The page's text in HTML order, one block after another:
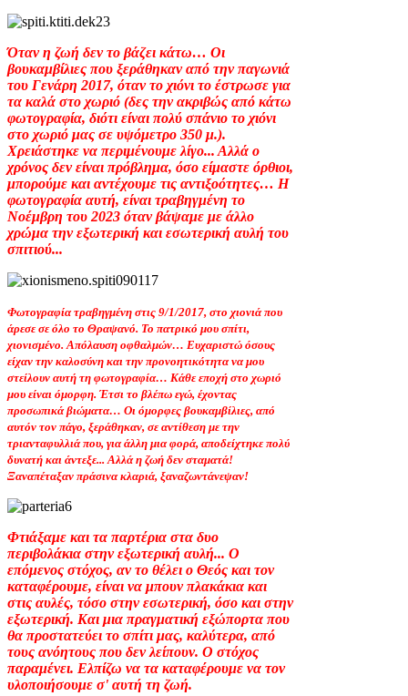
Όταν η ζωή δεν το βάζει κάτω… Οι
βουκαμβίλιες που ξεράθηκαν από την παγωνιά
του Γενάρη 2017, όταν το χιόνι το έστρωσε για
τα καλά στο χωριό (δες την ακριβώς από κάτω
φωτογραφία, διότι είναι πολύ σπάνιο το χιόνι
στο χωριό μας σε υψόμετρο 350 μ.).
Χρειάστηκε να περιμένουμε λίγο... Αλλά ο
χρόνος δεν είναι πρόβλημα, όσο είμαστε όρθιοι,
μπορούμε και αντέχουμε τις αντιξοότητες… Η
φωτογραφία αυτή, είναι τραβηγμένη το
Νοέμβρη του 2023 όταν βάψαμε με άλλο
χρώμα την εξωτερική και εσωτερική αυλή του
σπιτιού...
Φωτογραφία τραβηγμένη στις 9/1/2017, στο χιονιά που
άρεσε σε όλο το Θραψανό. Το πατρικό μου σπίτι,
χιονισμένο. Απόλαυση οφθαλμών… Ευχαριστώ όσους
είχαν την καλοσύνη και την προνοητικότητα να μου
στείλουν αυτή τη φωτογραφία… Κάθε εποχή στο χωριό
μου είναι όμορφη. Έτσι το βλέπω εγώ, έχοντας
προσωπικά βιώματα… Οι όμορφες βουκαμβίλιες, από
αυτόν τον πάγο, ξεράθηκαν, σε αντίθεση με την
τριανταφυλλιά που, για άλλη μια φορά, αποδείχτηκε πολύ
δυνατή και άντεξε... Αλλά η ζωή δεν σταματά!
Ξαναπέταξαν πράσινα κλαριά, ξαναζωντάνεψαν!
Φτιάξαμε και τα παρτέρια στα δυο
περιβολάκια στην εξωτερική αυλή... Ο
επόμενος στόχος, αν το θέλει ο Θεός και τον
καταφέρουμε, είναι να μπουν πλακάκια και
στις αυλές, τόσο στην εσωτερική, όσο και στην
εξωτερική. Και μια πραγματική εξώπορτα που
θα προστατεύει το σπίτι μας, καλύτερα, από
τους ανόητους που δεν λείπουν. Ο στόχος
παραμένει. Ελπίζω να τα καταφέρουμε να τον
υλοποιήσουμε σ' αυτή τη ζωή.